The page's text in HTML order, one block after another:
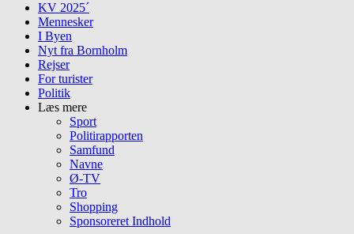
KV 2025´
Mennesker
I Byen
Nyt fra Bornholm
Rejser
For turister
Politik
Læs mere
Sport
Politirapporten
Samfund
Navne
Ø-TV
Tro
Shopping
Sponsoreret Indhold